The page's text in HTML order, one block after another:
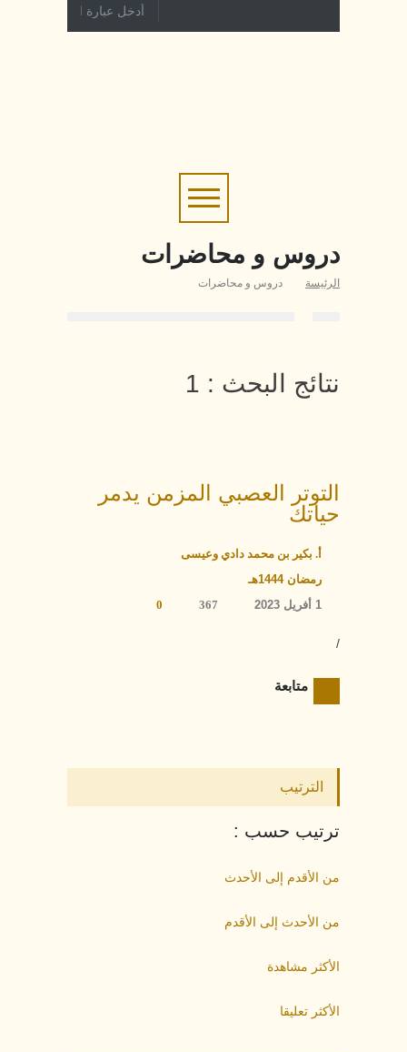
دروس و محاضرات
الرئيسة دروس و محاضرات
نتائج البحث : 1
التوتر العصبي المزمن يدمر
حياتك
أ. بكير بن محمد دادي وعيسى
رمضان 1444هـ
1 أفريل 2023
367
0
/
متابعة
الترتيب
ترتيب حسب :
من الأقدم إلى الأحدث
من الأحدث إلى الأقدم
الأكثر مشاهدة
الأكثر تعليقا